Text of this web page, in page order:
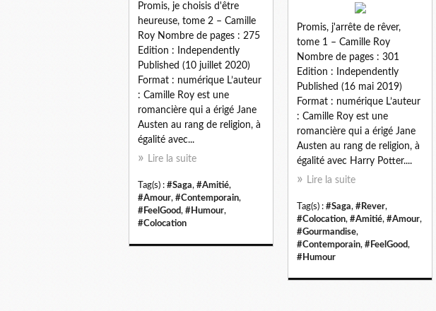
Promis, je choisis d'être
heureuse, tome 2 – Camille
Roy Nombre de pages : 275
Edition : Independently
Published (10 juillet 2020)
Format : numérique L’auteur
: Camille Roy est une
romancière qui a érigé Jane
Austen au rang de religion, à
égalité avec...
Lire la suite
Tag(s) : #Saga, #Amitié,
#Amour, #Contemporain,
#FeelGood, #Humour,
#Colocation
Promis, j'arrête de rêver,
tome 1 – Camille Roy
Nombre de pages : 301
Edition : Independently
Published (16 mai 2019)
Format : numérique L’auteur
: Camille Roy est une
romancière qui a érigé Jane
Austen au rang de religion, à
égalité avec Harry Potter....
Lire la suite
Tag(s) : #Saga, #Rever,
#Colocation, #Amitié, #Amour,
#Gourmandise,
#Contemporain, #FeelGood,
#Humour